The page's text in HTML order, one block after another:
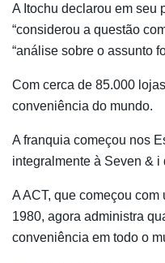
A Itochu declarou em seu
“considerou a questão
“análise sobre o assunto
Com cerca de 85.000
conveniência do mundo.
A franquia começou nos
integralmente à Seven & i
A ACT, que começou
1980, agora administra
conveniência em todo o